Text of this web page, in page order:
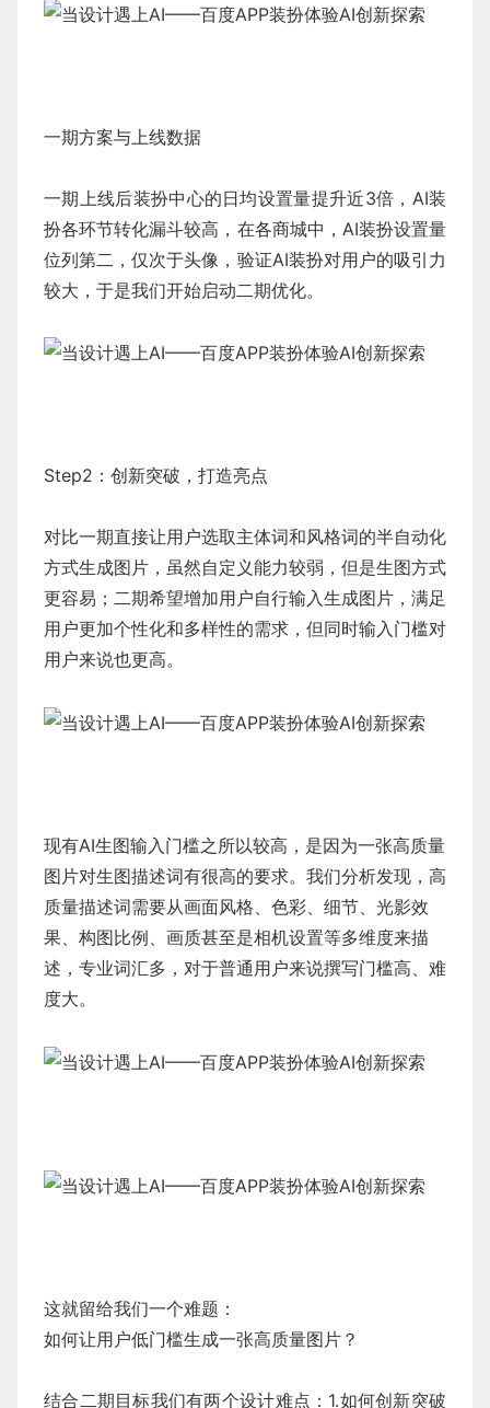
一期方案与上线数据
一期上线后装扮中心的日均设置量提升近3倍，AI装
扮各环节转化漏斗较高，在各商城中，AI装扮设置量
位列第二，仅次于头像，验证AI装扮对用户的吸引力
较大，于是我们开始启动二期优化。
Step2：创新突破，打造亮点
对比一期直接让用户选取主体词和风格词的半自动化
方式生成图片，虽然自定义能力较弱，但是生图方式
更容易；二期希望增加用户自行输入生成图片，满足
用户更加个性化和多样性的需求，但同时输入门槛对
用户来说也更高。
现有AI生图输入门槛之所以较高，是因为一张高质量
图片对生图描述词有很高的要求。我们分析发现，高
质量描述词需要从画面风格、色彩、细节、光影效
果、构图比例、画质甚至是相机设置等多维度来描
述，专业词汇多，对于普通用户来说撰写门槛高、难
度大。
这就留给我们一个难题：
如何让用户低门槛生成一张高质量图片？
结合二期目标我们有两个设计难点：1.如何创新突破